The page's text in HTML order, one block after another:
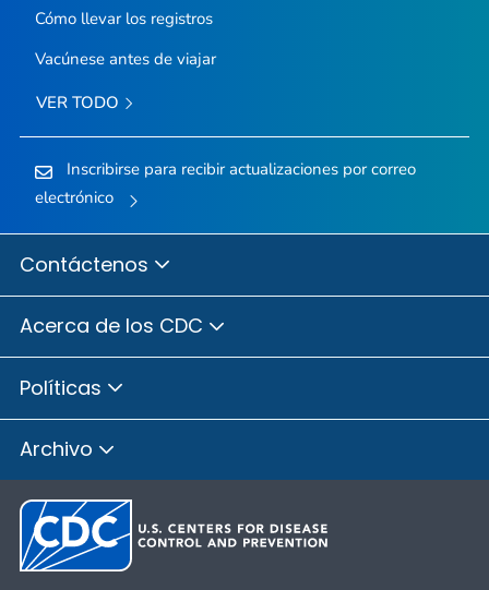
Cómo llevar los registros
Vacúnese antes de viajar
VER TODO
Inscribirse para recibir actualizaciones por correo
electrónico
Contáctenos
Acerca de los CDC
Políticas
Archivo